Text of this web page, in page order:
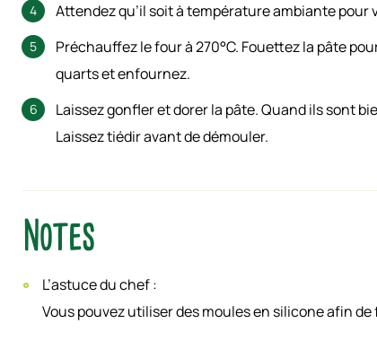
Attendez qu’il soit à température ambiante
Préchauffez le four à 270°C. Fouettez la pâte
quarts et enfournez.
Laissez gonfler et dorer la pâte. Quand ils sont
Laissez tiédir avant de démouler.
Notes
L’astuce du chef :
Vous pouvez utiliser des moules en silicone afin